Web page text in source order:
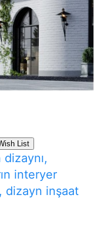
List
interyer
dizayn inşaat